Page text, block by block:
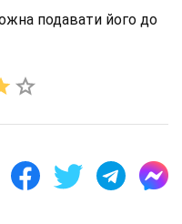
подавати його до